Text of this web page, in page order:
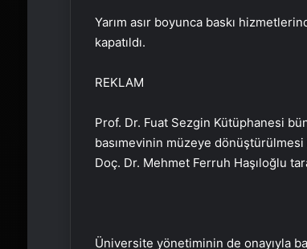
Yarım asır boyunca baskı
kapatıldı.
REKLAM
Prof. Dr. Fuat Sezgin Kütüphanesi
basımevinin müzeye
Doç. Dr. Mehmet Ferruh Haşıloğlu
Üniversite yönetiminin de onayıyla